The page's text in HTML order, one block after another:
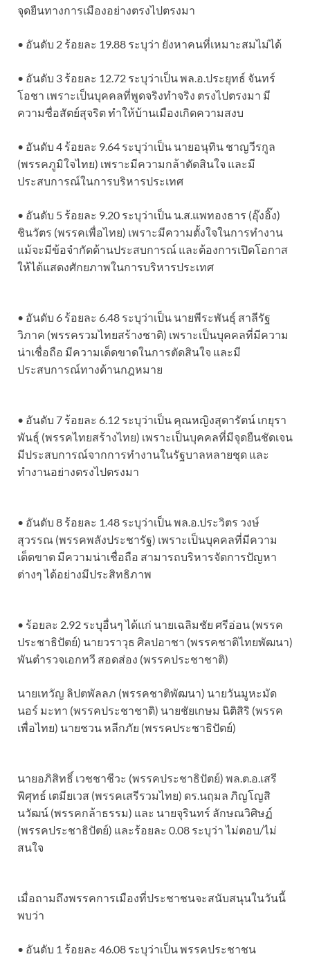
จุดยืนทางการเมืองอย่างตรงไปตรงมา
• อันดับ 2 ร้อยละ 19.88 ระบุว่า ยังหาคนที่เหมาะสมไม่ได้
• อันดับ 3 ร้อยละ 12.72 ระบุว่าเป็น พล.อ.ประยุทธ์ จันทร์
โอชา เพราะเป็นบุคคลที่พูดจริงทำจริง ตรงไปตรงมา มี
ความซื่อสัตย์สุจริต ทำให้บ้านเมืองเกิดความสงบ
• อันดับ 4 ร้อยละ 9.64 ระบุว่าเป็น นายอนุทิน ชาญวีรกูล
(พรรคภูมิใจไทย) เพราะมีความกล้าตัดสินใจ และมี
ประสบการณ์ในการบริหารประเทศ
• อันดับ 5 ร้อยละ 9.20 ระบุว่าเป็น น.ส.แพทองธาร (อุ๊งอิ๊ง)
ชินวัตร (พรรคเพื่อไทย) เพราะมีความตั้งใจในการทำงาน
แม้จะมีข้อจำกัดด้านประสบการณ์ และต้องการเปิดโอกาส
ให้ได้แสดงศักยภาพในการบริหารประเทศ
• อันดับ 6 ร้อยละ 6.48 ระบุว่าเป็น นายพีระพันธุ์ สาลีรัฐ
วิภาค (พรรครวมไทยสร้างชาติ) เพราะเป็นบุคคลที่มีความ
น่าเชื่อถือ มีความเด็ดขาดในการตัดสินใจ และมี
ประสบการณ์ทางด้านกฎหมาย
• อันดับ 7 ร้อยละ 6.12 ระบุว่าเป็น คุณหญิงสุดารัตน์ เกยุรา
พันธุ์ (พรรคไทยสร้างไทย) เพราะเป็นบุคคลที่มีจุดยืนชัดเจน
มีประสบการณ์จากการทำงานในรัฐบาลหลายชุด และ
ทำงานอย่างตรงไปตรงมา
• อันดับ 8 ร้อยละ 1.48 ระบุว่าเป็น พล.อ.ประวิตร วงษ์
สุวรรณ (พรรคพลังประชารัฐ) เพราะเป็นบุคคลที่มีความ
เด็ดขาด มีความน่าเชื่อถือ สามารถบริหารจัดการปัญหา
ต่างๆ ได้อย่างมีประสิทธิภาพ
• ร้อยละ 2.92 ระบุอื่นๆ ได้แก่ นายเฉลิมชัย ศรีอ่อน (พรรค
ประชาธิปัตย์) นายวราวุธ ศิลปอาชา (พรรคชาติไทยพัฒนา)
พันตำรวจเอกทวี สอดส่อง (พรรคประชาชาติ)
นายเทวัญ ลิปตพัลลภ (พรรคชาติพัฒนา) นายวันมูหะมัด
นอร์ มะทา (พรรคประชาชาติ) นายชัยเกษม นิติสิริ (พรรค
เพื่อไทย) นายชวน หลีกภัย (พรรคประชาธิปัตย์)
นายอภิสิทธิ์ เวชชาชีวะ (พรรคประชาธิปัตย์) พล.ต.อ.เสรี
พิศุทธ์ เตมียเวส (พรรคเสรีรวมไทย) ดร.นฤมล ภิญโญสิ
นวัฒน์ (พรรคกล้าธรรม) และ นายจุรินทร์ ลักษณวิศิษฏ์
(พรรคประชาธิปัตย์) และร้อยละ 0.08 ระบุว่า ไม่ตอบ/ไม่
สนใจ
เมื่อถามถึงพรรคการเมืองที่ประชาชนจะสนับสนุนในวันนี้
พบว่า
• อันดับ 1 ร้อยละ 46.08 ระบุว่าเป็น พรรคประชาชน